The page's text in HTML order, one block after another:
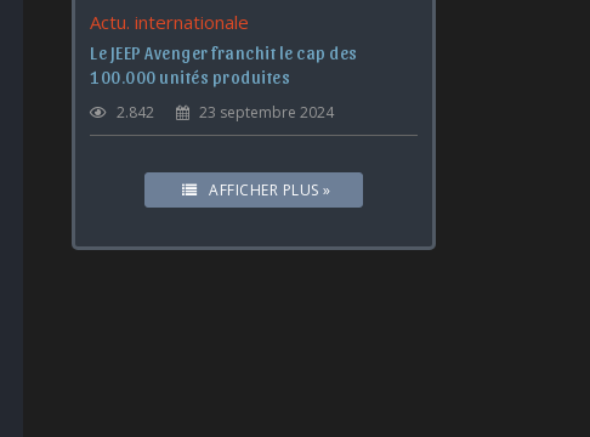
Actu. internationale
Le JEEP Avenger franchit le cap des
100.000 unités produites
2.842
23 septembre 2024
AFFICHER PLUS »